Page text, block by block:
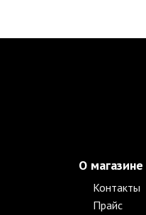
О магазине
Контакты
Прайс